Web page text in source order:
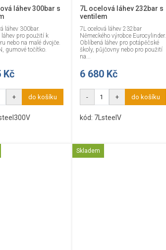
láhev 300bar s
láhev 300bar.
láhev pro použití k
nebo na malé dvojče.
gumové točítko.
Kč
+ do košíku
7L ocelová láhev 232bar s
ventilem
7L ocelová láhev 232bar
Německého výrobce Eurocylinder.
Oblíbená láhev pro potápěčské
školy, půjčovny nebo pro použití
na...
6 680 Kč
- + do košíku
kód: 7LsteelV
Skladem